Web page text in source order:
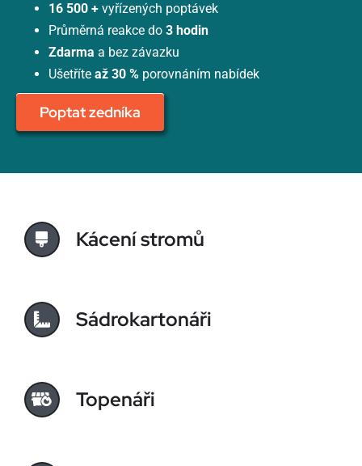
16 500 + vyřízených poptávek
Průměrná reakce do 3 hodin
Zdarma a bez závazku
Ušetříte až 30 %porovnáním nabídek
Poptat zedníka
Kácení stromů
Sádrokartonáři
Topenáři